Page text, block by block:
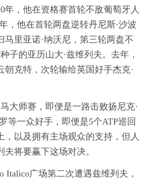
年，他在资格赛首轮不敌葡萄牙人
，他在首轮两盘逆转丹尼斯·沙波
马里亚诺·纳沃尼，第三轮两盘不
子的亚历山大·兹维列夫。去年，
朝克特，次轮输给英国好手杰克·
大师赛，即便是一路击败扬尼克·
等一众好手，即便是5个ATP巡回
，以及拥有主场观众的支持，但人
将要赢下这场对决。
Italico广场第二次遭遇兹维列夫，